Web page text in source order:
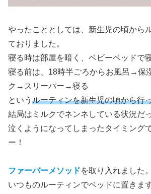
やったこととしては、新生児の頃から
ておりました。
寝る時は部屋を暗く、ベビーベッドで
寝る前は、18時半ごろからお風呂→
ク→スリーパー→寝る
という ルーティンを新生児の頃から行
結局はミルクでネンネしている状況だ
泣くようになってしまったタイミング
ー！
ファーバーメソッドを取り入れました。
いつものルーティンでベッドに置きます